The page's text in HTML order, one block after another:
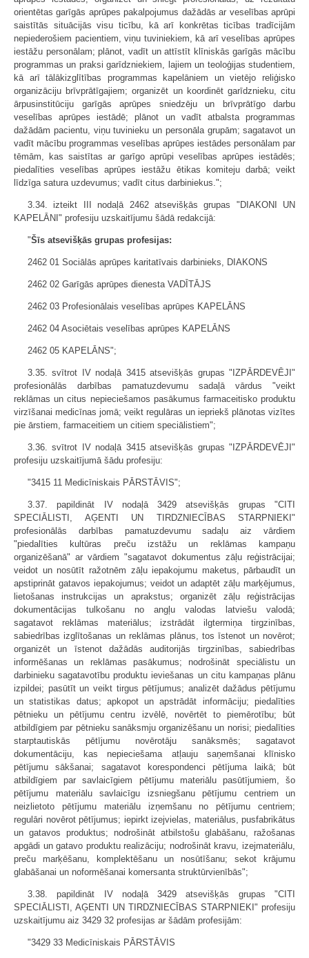
orientētas garīgās aprūpes pakalpojumus dažādās ar veselības aprūpi
saistītās situācijās visu ticību, kā arī konkrētas ticības tradīcijām
nepiederošiem pacientiem, viņu tuviniekiem, kā arī veselības aprūpes
iestāžu personālam; plānot, vadīt un attīstīt klīniskās garīgās mācību
programmas un praksi garīdzniekiem, lajiem un teoloģijas studentiem,
kā arī tālākizglītības programmas kapelāniem un vietējo reliģisko
organizāciju brīvprātīgajiem; organizēt un koordinēt garīdznieku, citu
ārpusinstitūciju garīgās aprūpes sniedzēju un brīvprātīgo darbu
veselības aprūpes iestādē; plānot un vadīt atbalsta programmas
dažādām pacientu, viņu tuvinieku un personāla grupām; sagatavot un
vadīt mācību programmas veselības aprūpes iestādes personālam par
tēmām, kas saistītas ar garīgo aprūpi veselības aprūpes iestādēs;
piedalīties veselības aprūpes iestāžu ētikas komiteju darbā; veikt
līdzīga satura uzdevumus; vadīt citus darbiniekus.";
3.34. izteikt III nodaļā 2462 atsevišķās grupas "DIAKONI UN
KAPELĀNI" profesiju uzskaitījumu šādā redakcijā:
"Šīs atsevišķās grupas profesijas:
2462 01 Sociālās aprūpes karitatīvais darbinieks, DIAKONS
2462 02 Garīgās aprūpes dienesta VADĪTĀJS
2462 03 Profesionālais veselības aprūpes KAPELĀNS
2462 04 Asociētais veselības aprūpes KAPELĀNS
2462 05 KAPELĀNS";
3.35. svītrot IV nodaļā 3415 atsevišķās grupas "IZPĀRDEVĒJI"
profesionālās darbības pamatuzdevumu sadaļā vārdus "veikt
reklāmas un citus nepieciešamos pasākumus farmaceitisko produktu
virzīšanai medicīnas jomā; veikt regulāras un iepriekš plānotas vizītes
pie ārstiem, farmaceitiem un citiem speciālistiem";
3.36. svītrot IV nodaļā 3415 atsevišķās grupas "IZPĀRDEVĒJI"
profesiju uzskaitījumā šādu profesiju:
"3415 11 Medicīniskais PĀRSTĀVIS";
3.37. papildināt IV nodaļā 3429 atsevišķās grupas "CITI
SPECIĀLISTI, AĢENTI UN TIRDZNIECĪBAS STARPNIEKI"
profesionālās darbības pamatuzdevumu sadaļu aiz vārdiem
"piedalīties kultūras preču izstāžu un reklāmas kampaņu
organizēšanā" ar vārdiem "sagatavot dokumentus zāļu reģistrācijai;
veidot un nosūtīt ražotnēm zāļu iepakojumu maketus, pārbaudīt un
apstiprināt gatavos iepakojumus; veidot un adaptēt zāļu marķējumus,
lietošanas instrukcijas un aprakstus; organizēt zāļu reģistrācijas
dokumentācijas tulkošanu no angļu valodas latviešu valodā;
sagatavot reklāmas materiālus; izstrādāt ilgtermiņa tirgzinības,
sabiedrības izglītošanas un reklāmas plānus, tos īstenot un novērot;
organizēt un īstenot dažādās auditorijās tirgzinības, sabiedrības
informēšanas un reklāmas pasākumus; nodrošināt speciālistu un
darbinieku sagatavotību produktu ieviešanas un citu kampaņas plānu
izpildei; pasūtīt un veikt tirgus pētījumus; analizēt dažādus pētījumu
un statistikas datus; apkopot un apstrādāt informāciju; piedalīties
pētnieku un pētījumu centru izvēlē, novērtēt to piemērotību; būt
atbildīgiem par pētnieku sanāksmju organizēšanu un norisi; piedalīties
starptautiskās pētījumu novērotāju sanāksmēs; sagatavot
dokumentāciju, kas nepieciešama atļauju saņemšanai klīnisko
pētījumu sākšanai; sagatavot korespondenci pētījuma laikā; būt
atbildīgiem par savlaicīgiem pētījumu materiālu pasūtījumiem, šo
pētījumu materiālu savlaicīgu izsniegšanu pētījumu centriem un
neizlietoto pētījumu materiālu izņemšanu no pētījumu centriem;
regulāri novērot pētījumus; iepirkt izejvielas, materiālus, pusfabrikātus
un gatavos produktus; nodrošināt atbilstošu glabāšanu, ražošanas
apgādi un gatavo produktu realizāciju; nodrošināt kravu, izejmateriālu,
preču marķēšanu, komplektēšanu un nosūtīšanu; sekot krājumu
glabāšanai un noformēšanai komersanta struktūrvienībās";
3.38. papildināt IV nodaļā 3429 atsevišķās grupas "CITI
SPECIĀLISTI, AĢENTI UN TIRDZNIECĪBAS STARPNIEKI" profesiju
uzskaitījumu aiz 3429 32 profesijas ar šādām profesijām:
"3429 33 Medicīniskais PĀRSTĀVIS